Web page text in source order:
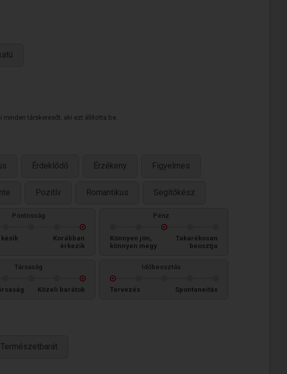
minden társkeresőt, aki ezt állította be.
Érdeklődő Érzékeny Figyelmes
Pozitív Romantikus Segítőkész
Pontosság
Korábban
érkezik
Pénz
Könnyen jön,
könnyen megy
Takarékosan
beosztja
Társaság
Közeli barátok
Időbeosztás
Tervezés Spontaneitás
Természetbarát